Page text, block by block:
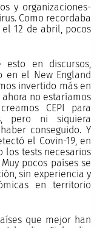
y organizaciones-
Como recordaba
12 de abril, pocos
esto en discursos,
en el New England
invertido más en
no estaríamos
CEPI para
pero ni siquiera
conseguido. Y
el Covin-19, en
los tests necesarios
pocos países se
sin experiencia y
en territorio
que mejor han